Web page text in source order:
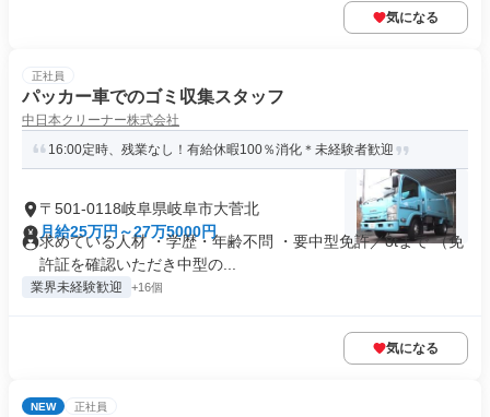
気になる
正社員
パッカー車でのゴミ収集スタッフ
中日本クリーナー株式会社
16:00定時、残業なし！有給休暇100％消化＊未経験者歓迎
〒501-0118岐阜県岐阜市大菅北
月給25万円～27万5000円
求めている人材 ・学歴・年齢不問 ・要中型免許／8tまで （免
許証を確認いただき中型の...
業界未経験歓迎 +16個
気になる
NEW 正社員